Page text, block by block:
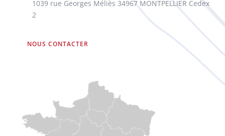
1039 rue Georges Méliès 34967 MONTPELLIER Cedex
2
NOUS CONTACTER